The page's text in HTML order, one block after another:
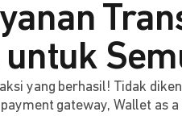
yang berhasil! Tidak
gateway, Wallet as